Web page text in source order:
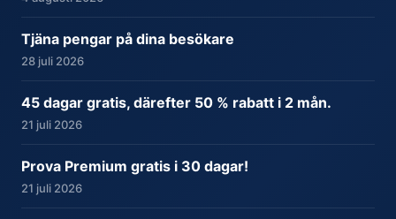
Tjäna pengar på dina besökare
28 juli 2026
45 dagar gratis, därefter 50 % rabatt i 2 mån.
21 juli 2026
Prova Premium gratis i 30 dagar!
21 juli 2026